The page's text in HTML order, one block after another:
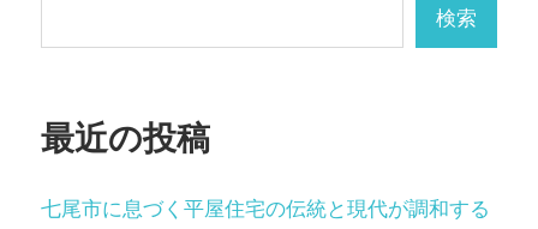
ョ
検索
最近の投稿
七尾市に息づく平屋住宅の伝統と現代が調和する